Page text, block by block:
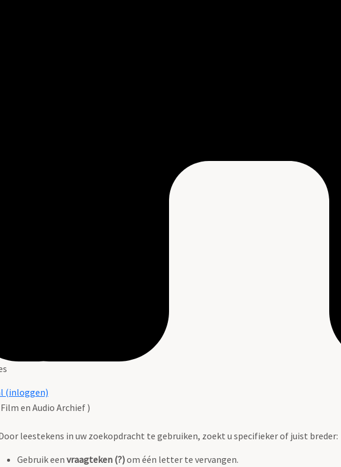
(inloggen)
en Audio Archief )
leestekens in uw zoekopdracht te gebruiken, zoekt u specifieker of juist breder:
Gebruik een vraagteken (?)om één letter te vervangen.